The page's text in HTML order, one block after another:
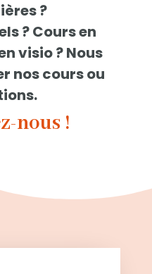
?
? Cours en
visio ? Nous
nos cours ou
nous !